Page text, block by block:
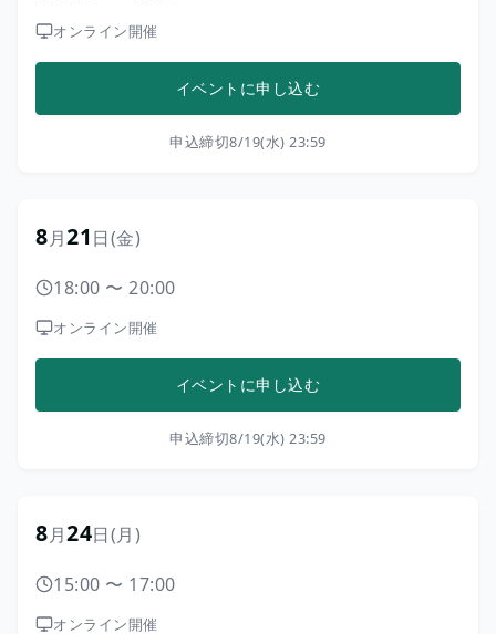
オンライン開催
イベントに申し込む
申込締切8/19(水) 23:59
8月21日(金)
18:00 〜 20:00
オンライン開催
イベントに申し込む
申込締切8/19(水) 23:59
8月24日(月)
15:00 〜 17:00
オンライン開催